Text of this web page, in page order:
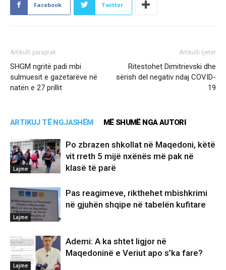
Facebook Twitter
Artikulli paraprak
SHGM ngritë padi mbi
sulmuesit e gazetarëve në
natën e 27 prillit
Artikulli tjetër
Ritestohet Dimitrievski dhe
sërish del negativ ndaj COVID-
19
ARTIKUJ TË NGJASHËM MË SHUMË NGA AUTORI
Lajme
Po zbrazen shkollat në Maqedoni, këtë
vit rreth 5 mijë nxënës më pak në
klasë të parë
Lajme
Pas reagimeve, rikthehet mbishkrimi
në gjuhën shqipe në tabelën kufitare
Lajme
Ademi: A ka shtet ligjor në
Maqedoninë e Veriut apo s’ka fare?